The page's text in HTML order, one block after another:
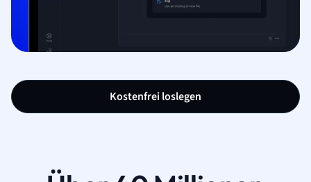
Kostenfrei loslegen